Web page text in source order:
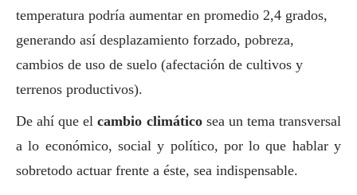
temperatura podría aumentar en promedio 2,4 grados,
generando así desplazamiento forzado, pobreza,
cambios de uso de suelo (afectación de cultivos y
terrenos productivos).
De ahí que elcambio climáticosea un tema transversal
a lo económico, socialy político, por lo que hablar y
sobretodo actuar frente a éste, sea indispensable.